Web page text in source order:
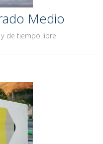
Medio
de tiempo libre